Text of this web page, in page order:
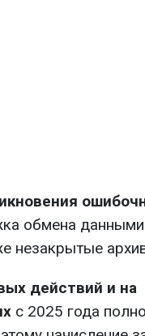
обмена
незакрытые
действий и на
с 2025 года